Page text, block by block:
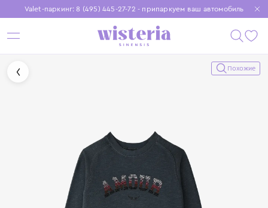
Valet-паркинг: 8 (495) 445-27-72 - припаркуем ваш автомобиль
Бесплатная доставка при заказе от 15 000 ₽
Установите приложение, чтобы покупки были еще удобнее
Похожие